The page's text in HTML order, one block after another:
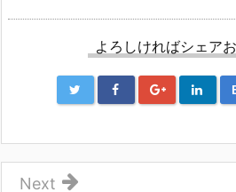
よろしければシェア
Next